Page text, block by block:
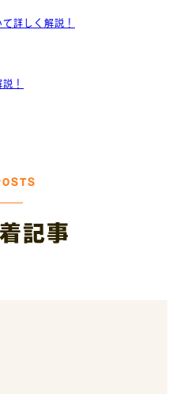
詳しく解説！
！
記事